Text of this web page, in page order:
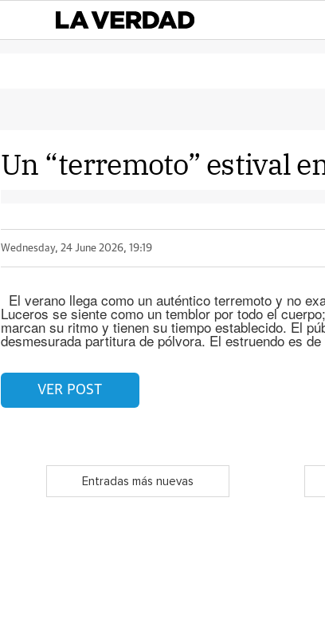
Un “terremoto” estival
Wednesday, 24 June 2026, 19:19
El verano llega como un auténtico terremoto y no
Luceros se siente como un temblor por todo el
marcan su ritmo y tienen su tiempo establecido. El
desmesurada partitura de pólvora. El estruendo es
VER POST
Entradas más nuevas